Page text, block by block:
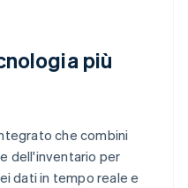
più
che combini
dell'inventario per
dati in tempo reale e